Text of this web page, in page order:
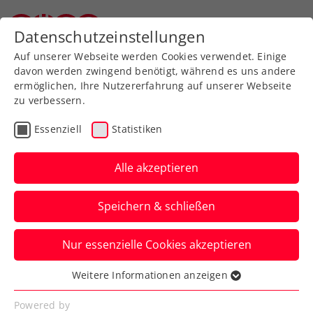
Zurück zur Newsübersicht
WTA
Upper Austria Ladies
Linz: Muchová fliegt
weiter durch den Raster
Die French-Open-Finalistin 2023 steht
beim WTA-500-Turnier in Oberösterreich
unter den letzten Vier.
Verfasst von: Presseaussendung / Redaktion, 31.01.2025
Datenschutzeinstellungen
Auf unserer Webseite werden Cookies verwendet. Einige
davon werden zwingend benötigt, während es uns andere
ermöglichen, Ihre Nutzererfahrung auf unserer Webseite
zu verbessern.
Essenziell Statistiken
Alle akzeptieren
Speichern & schließen
Nur essenzielle Cookies akzeptieren
Essenziell
Essenzielle Cookies werden für grundlegende
Weitere Informationen anzeigen
Powered by